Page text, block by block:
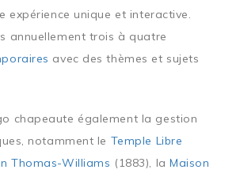
expérience unique et interactive.
annuellement trois à quatre
avec des thèmes et sujets
chapeaute également la gestion
notamment le Temple Libre
Thomas-Williams (1883), laMaison